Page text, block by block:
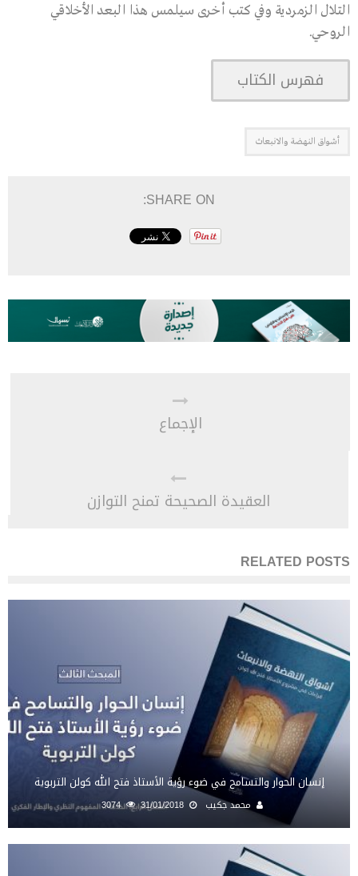
التلال الزمردية وفي كتب أخرى سيلمس هذا البعد الأخلاقي
الروحي.
فهرس الكتاب
أشواق النهضة والانبعاث
SHARE ON:
الإجماع
العقيدة الصحيحة تمنح التوازن
RELATED POSTS
إنسان الحوار والتسامح في ضوء رؤية الأستاذ فتح الله كولن التربوية
محمد جكيب 31/01/2018
3074